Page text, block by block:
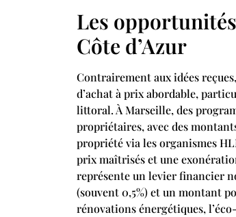
Les
Côte d’Azur
Contrairement aux idées
d’achat à prix abordable,
littoral. À Marseille, des
propriétaires, avec des
propriété via les organismes
prix maîtrisés et une
représente un levier financier
(souvent 0,5%) et un montant
rénovations énergétiques,